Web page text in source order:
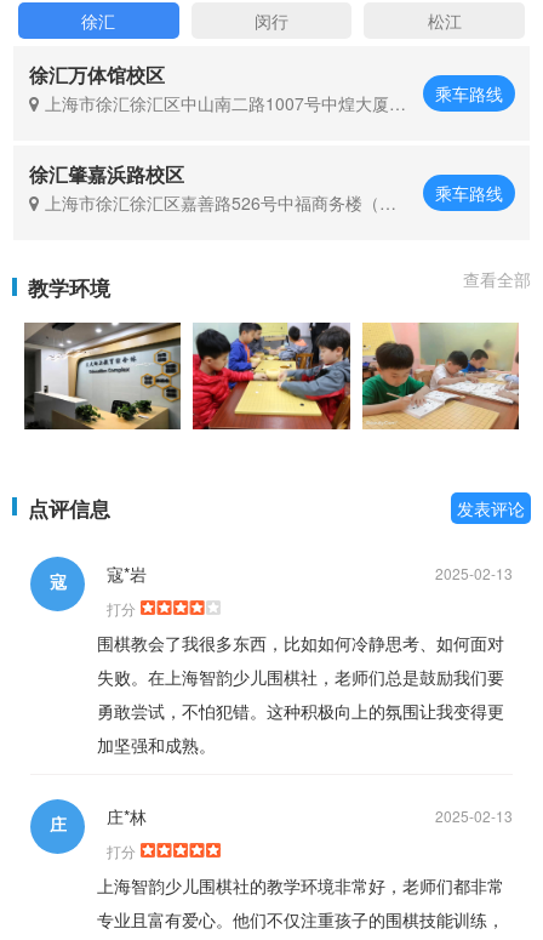
徐汇 闵行 松江
徐汇万体馆校区
上海市徐汇徐汇区中山南二路1007号中煌大厦
乘车路线
徐汇肇嘉浜路校区
上海市徐汇徐汇区嘉善路526号中福商务楼（近
乘车路线
教学环境 查看全部
点评信息 发表评论
寇 2025-02-13
寇*岩
打分
围棋教会了我很多东西，比如如何冷静思考、如何面对
失败。在上海智韵少儿围棋社，老师们总是鼓励我们要
勇敢尝试，不怕犯错。这种积极向上的氛围让我变得更
加坚强和成熟。
庄 2025-02-13
庄*林
打分
上海智韵少儿围棋社的教学环境非常好，老师们都非常
专业且富有爱心。他们不仅注重孩子的围棋技能训练，